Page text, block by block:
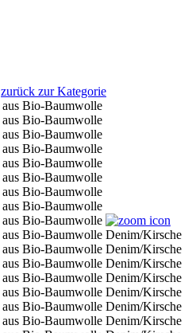
zurück zur Kategorie